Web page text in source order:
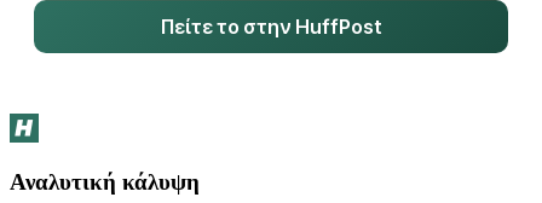
Πείτε το στην HuffPost
Αναλυτική κάλυψη